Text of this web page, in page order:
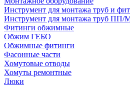
Инструмент для монтажа труб и
Инструмент для монтажа труб ПП/
Фитинги обжимные
Обжим ГЕБО
Обжимные фитинги
Фасонные части
Хомутовые отводы
Хомуты ремонтные
Люки